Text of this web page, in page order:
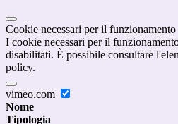
Cookie necessari per il funzionamento
I cookie necessari per il
disabilitati. È possibile consultare
policy.
vimeo.com
Nome
Tipologia